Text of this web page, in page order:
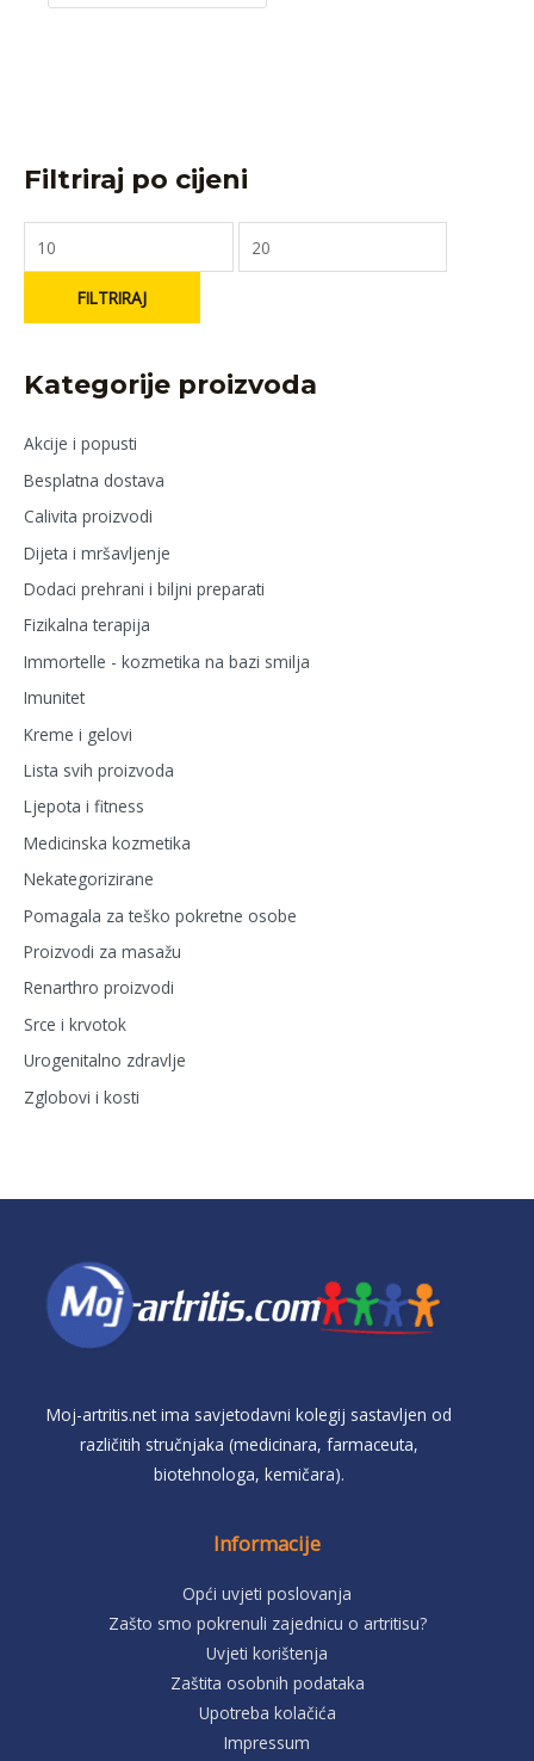
Filtriraj po cijeni
FILTRIRAJ
Kategorije proizvoda
Akcije i popusti
Besplatna dostava
Calivita proizvodi
Dijeta i mršavljenje
Dodaci prehrani i biljni preparati
Fizikalna terapija
Immortelle - kozmetika na bazi smilja
Imunitet
Kreme i gelovi
Lista svih proizvoda
Ljepota i fitness
Medicinska kozmetika
Nekategorizirane
Pomagala za teško pokretne osobe
Proizvodi za masažu
Renarthro proizvodi
Srce i krvotok
Urogenitalno zdravlje
Zglobovi i kosti
Moj-artritis.net ima savjetodavni kolegij sastavljen od
različitih stručnjaka (medicinara, farmaceuta,
biotehnologa, kemičara).
Informacije
Opći uvjeti poslovanja
Zašto smo pokrenuli zajednicu o artritisu?
Uvjeti korištenja
Zaštita osobnih podataka
Upotreba kolačića
Impressum